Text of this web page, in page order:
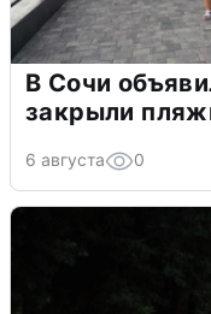
В Сочи
закрыли
6 августа 0